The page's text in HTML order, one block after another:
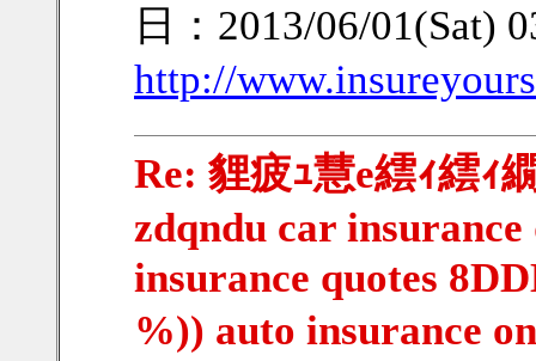
日：2013/06/01(Sat)
http://
Re: 貍疲ｭ慧e繧ｨ繧ｨ
zdqndu car
insurance quotes
%)) auto insurance